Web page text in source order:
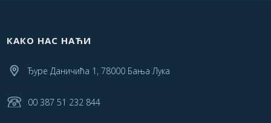
КАКО НАС НАЋИ
Ђуре Даничића 1, 78000 Бања Лука
00 387 51 232 844